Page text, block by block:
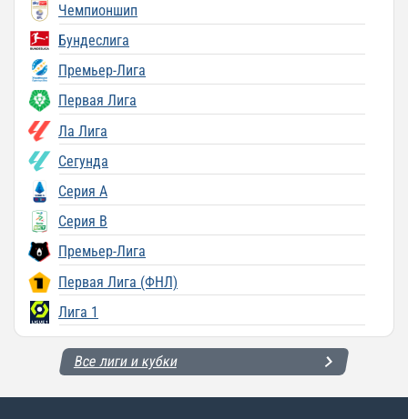
Чемпионшип
Бундеслига
Премьер-Лига
Первая Лига
Ла Лига
Сегунда
Серия A
Серия B
Премьер-Лига
Первая Лига (ФНЛ)
Лига 1
Все лиги и кубки